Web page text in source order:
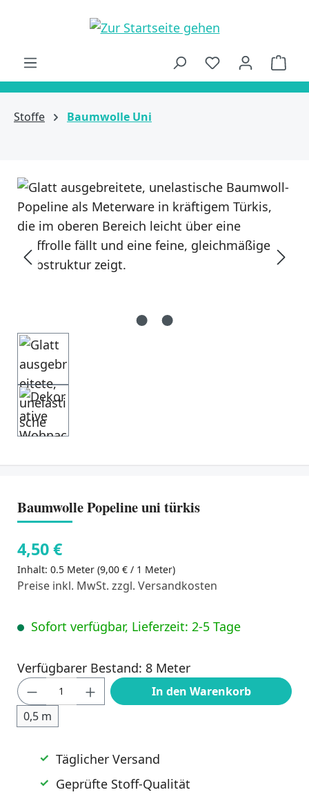
Stoffe Baumwolle Uni
Bildergalerie überspringen
Baumwolle Popeline uni türkis
4,50 €
Inhalt: 0.5 Meter (9,00 € / 1 Meter)
Preise inkl. MwSt. zzgl. Versandkosten
Sofort verfügbar, Lieferzeit: 2-5 Tage
Verfügbarer Bestand: 8 Meter
Produkt Anzahl: Gib den gewünschten
0,5 m
In den Warenkorb
Täglicher Versand
Geprüfte Stoff-Qualität